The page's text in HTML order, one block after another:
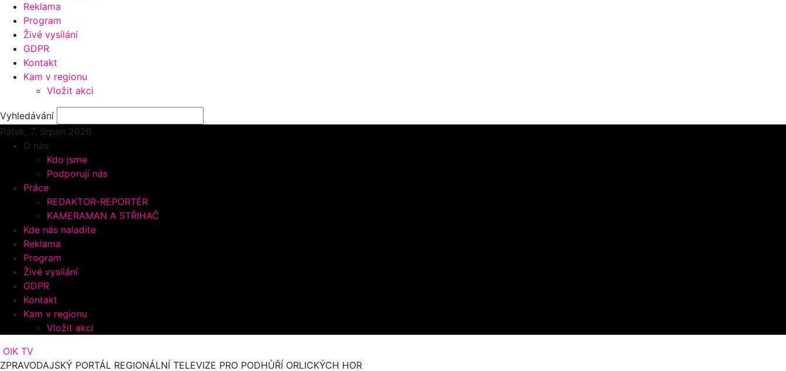
Reklama
Program
Živé vysílání
GDPR
Kontakt
Kam v regionu
Vložit akci
Vyhledávání
Pátek, 7. Srpen 2026
O nás
Kdo jsme
Podporují nás
Práce
REDAKTOR-REPORTÉR
KAMERAMAN A STŘIHAČ
Kde nás naladíte
Reklama
Program
Živé vysílání
GDPR
Kontakt
Kam v regionu
Vložit akci
OIK TV
ZPRAVODAJSKÝ PORTÁL REGIONÁLNÍ TELEVIZE PRO PODHŮŘÍ ORLICKÝCH HOR